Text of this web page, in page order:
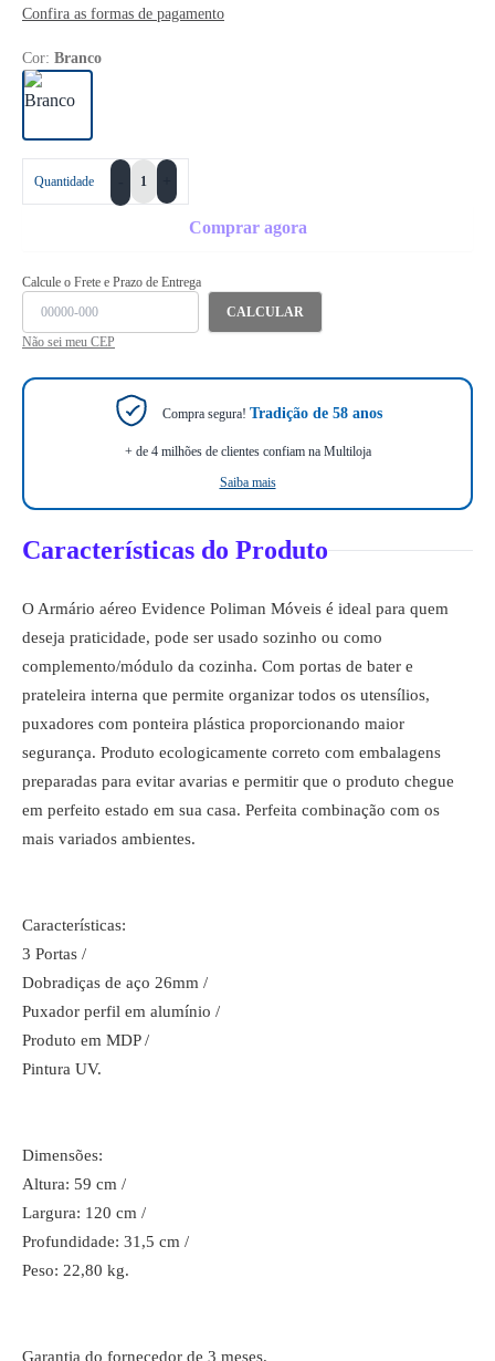
Confira as formas de pagamento
Cor: Branco
Quantidade
Comprar agora
Calcule o Frete e Prazo de Entrega
CALCULAR
Não sei meu CEP
Compra segura! Tradição de 58 anos
+ de 4 milhões de clientes confiam na Multiloja
Saiba mais
Características do Produto
O Armário aéreo Evidence Poliman Móveis é ideal para quem
deseja praticidade, pode ser usado sozinho ou como
complemento/módulo da cozinha. Com portas de bater e
prateleira interna que permite organizar todos os utensílios,
puxadores com ponteira plástica proporcionando maior
segurança. Produto ecologicamente correto com embalagens
preparadas para evitar avarias e permitir que o produto chegue
em perfeito estado em sua casa. Perfeita combinação com os
mais variados ambientes.
Características:
3 Portas /
Dobradiças de aço 26mm /
Puxador perfil em alumínio /
Produto em MDP /
Pintura UV.
Dimensões:
Altura: 59 cm /
Largura: 120 cm /
Profundidade: 31,5 cm /
Peso: 22,80 kg.
Garantia do fornecedor de 3 meses.